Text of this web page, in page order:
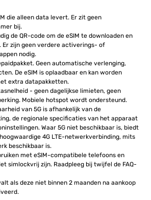
die alleen data levert. Er zit geen
bij.
de QR-code om de eSIM te downloaden en
Er zijn geen verdere activerings- of
nodig.
Geen automatische verlenging,
De eSIM is oplaadbaar en kan worden
extra datapakketten.
- geen dagelijkse limieten, geen
Mobiele hotspot wordt ondersteund.
van 5G is afhankelijk van de
de regionale specificaties van het apparaat
Waar 5G niet beschikbaar is, biedt
4G LTE-netwerkverbinding, mits
beschikbaar is.
met eSIM-compatibele telefoons en
simlockvrij zijn. Raadpleeg bij twijfel de FAQ-
als deze niet binnen 2 maanden na aankoop